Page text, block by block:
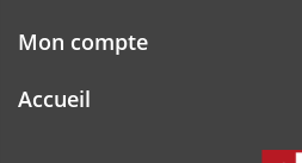
Mon compte
Accueil